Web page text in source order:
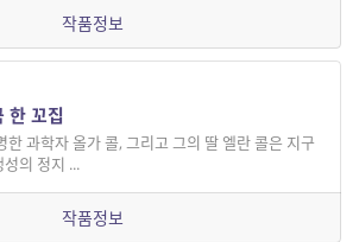
작품정보
한 꼬집
한 과학자 올가 콜, 그리고 그의 딸 엘란 콜은 지구
의 정지 ...
작품정보